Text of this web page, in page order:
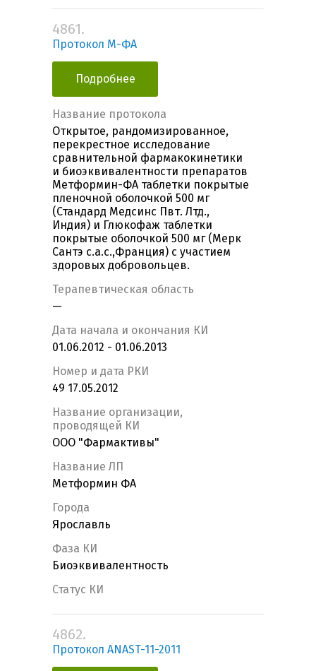
4861.
Протокол М-ФА
Подробнее
Название протокола
Открытое, рандомизированное,
перекрестное исследование
сравнительной фармакокинетики
и биоэквивалентности препаратов
Метформин-ФА таблетки покрытые
пленочной оболочкой 500 мг
(Стандард Медсинс Пвт. Лтд.,
Индия) и Глюкофаж таблетки
покрытые оболочкой 500 мг (Мерк
Сантэ с.а.с.,Франция) с участием
здоровых добровольцев.
Терапевтическая область
—
Дата начала и окончания КИ
01.06.2012 - 01.06.2013
Номер и дата РКИ
49 17.05.2012
Название организации,
проводящей КИ
ООО "Фармактивы"
Название ЛП
Метформин ФА
Города
Ярославль
Фаза КИ
Биоэквивалентность
Статус КИ
4862.
Протокол ANAST-11-2011